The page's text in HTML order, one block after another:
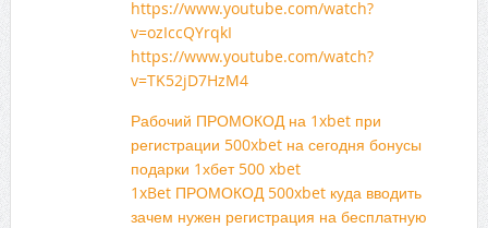
https://www.youtube.com/watch?
v=ozIccQYrqkI
https://www.youtube.com/watch?
v=TK52jD7HzM4
Рабочий ПРОМОКОД на 1xbet при
регистрации 500xbet на сегодня бонусы
подарки 1хбет 500 xbet
1xBet ПРОМОКОД 500xbet куда вводить
зачем нужен регистрация на бесплатную